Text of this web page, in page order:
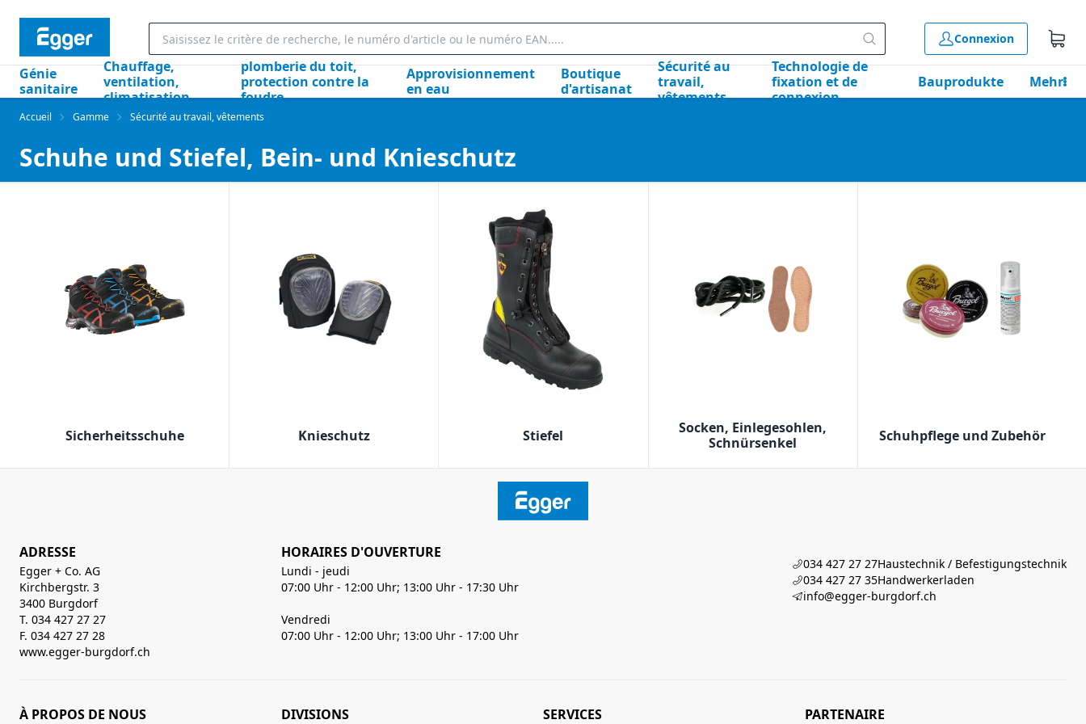
Connexion
Génie
sanitaire
Chauffage,
ventilation,
climatisation
plomberie du toit,
protection contre la
foudre
Approvisionnement
en eau
Boutique
d'artisanat
Sécurité au
travail,
vêtements
Technologie de
fixation et de
connexion
Bauprodukte Mehr
Accueil Gamme Sécurité au travail, vêtements
Schuhe und Stiefel, Bein- und Knieschutz
Sicherheitsschuhe Knieschutz Stiefel
Socken, Einlegesohlen,
Schnürsenkel
Schuhpflege und Zubehör
ADRESSE
Egger + Co. AG
Kirchbergstr. 3
3400 Burgdorf
T. 034 427 27 27
F. 034 427 27 28
www.egger-burgdorf.ch
HORAIRES D'OUVERTURE
Lundi - jeudi
07:00 Uhr - 12:00 Uhr; 13:00 Uhr - 17:30 Uhr
Vendredi
07:00 Uhr - 12:00 Uhr; 13:00 Uhr - 17:00 Uhr
034 427 27 27Haustechnik / Befestigungstechnik
034 427 27 35Handwerkerladen
info@egger-burgdorf.ch
À PROPOS DE NOUS DIVISIONS SERVICES PARTENAIRE